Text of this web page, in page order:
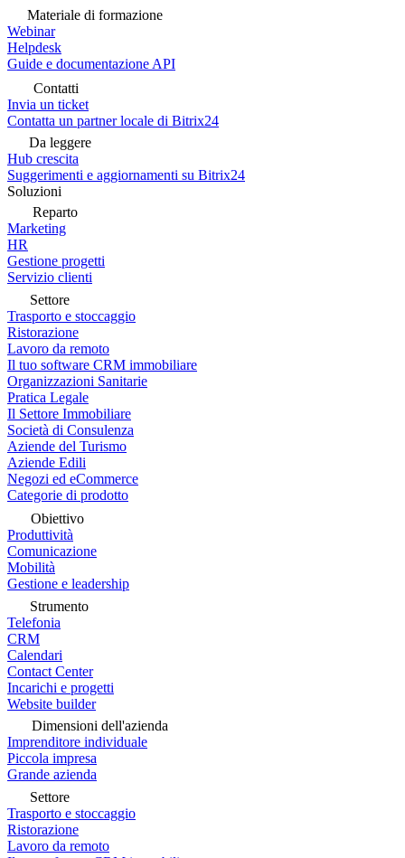
Materiale di formazione
Webinar
Helpdesk
Guide e documentazione API
Contatti
Invia un ticket
Contatta un partner locale di Bitrix24
Da leggere
Hub crescita
Suggerimenti e aggiornamenti su Bitrix24
Soluzioni
Reparto
Marketing
HR
Gestione progetti
Servizio clienti
Settore
Trasporto e stoccaggio
Ristorazione
Lavoro da remoto
Il tuo software CRM immobiliare
Organizzazioni Sanitarie
Pratica Legale
Il Settore Immobiliare
Società di Consulenza
Aziende del Turismo
Aziende Edili
Negozi ed eCommerce
Categorie di prodotto
Obiettivo
Produttività
Comunicazione
Mobilità
Gestione e leadership
Strumento
Telefonia
CRM
Calendari
Contact Center
Incarichi e progetti
Website builder
Dimensioni dell'azienda
Imprenditore individuale
Piccola impresa
Grande azienda
Settore
Trasporto e stoccaggio
Ristorazione
Lavoro da remoto